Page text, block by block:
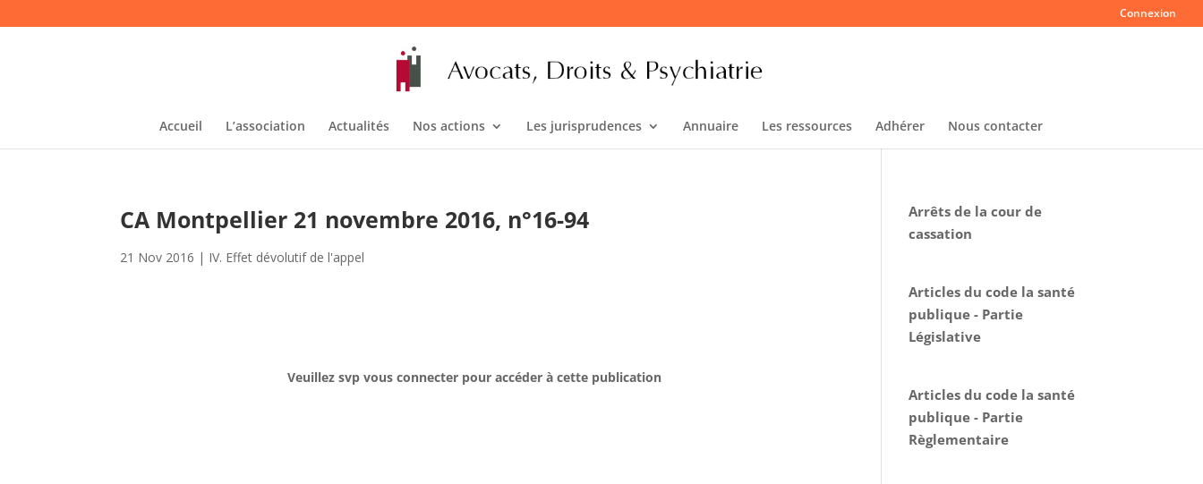
Connexion
Accueil L’association Actualités Nos actions Les jurisprudences Annuaire Les ressources Adhérer Nous contacter
CA Montpellier 21 novembre 2016, n°16-94
21 Nov 2016 | IV. Effet dévolutif de l'appel
Veuillez svp vous connecter pour accéder à cette publication
Arrêts de la cour de
cassation
Articles du code la santé
publique - Partie
Législative
Articles du code la santé
publique - Partie
Règlementaire